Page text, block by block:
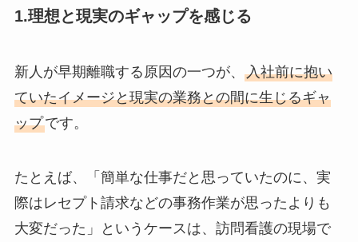
1.理想と現実のギャップを感じる
新人が早期離職する原因の一つが、 入社前に抱い
ていたイメージと現実の業務との間に生じるギャ
ップです。
たとえば、「簡単な仕事だと思っていたのに、実
際はレセプト請求などの事務作業が思ったよりも
大変だった」というケースは、訪問看護の現場で